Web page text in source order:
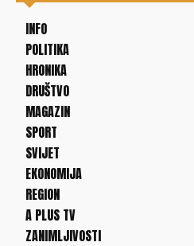
INFO
POLITIKA
HRONIKA
DRUŠTVO
MAGAZIN
SPORT
SVIJET
EKONOMIJA
REGION
A PLUS TV
ZANIMLJIVOSTI